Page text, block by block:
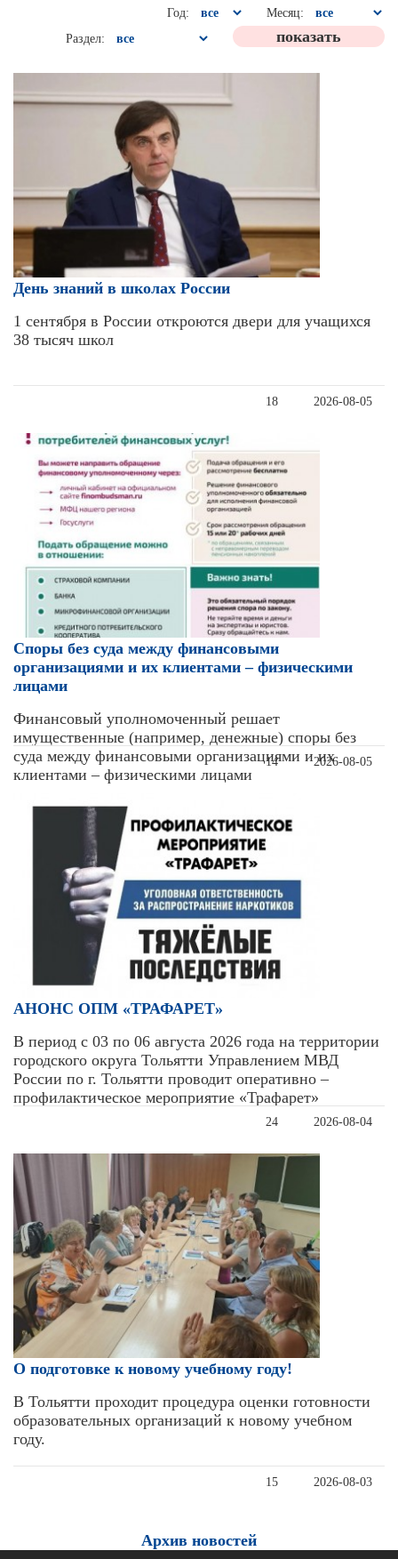
Год:
Месяц:
Раздел:
День знаний в школах России
1 сентября в России откроются двери для учащихся
38 тысяч школ
2026-08-05
18
Cпоры без суда между финансовыми
организациями и их клиентами – физическими
лицами
Финансовый уполномоченный решает
имущественные (например, денежные) споры без
суда между финансовыми организациями и их
клиентами – физическими лицами
2026-08-05
14
АНОНС ОПМ «ТРАФАРЕТ»
В период с 03 по 06 августа 2026 года на территории
городского округа Тольятти Управлением МВД
России по г. Тольятти проводит оперативно –
профилактическое мероприятие «Трафарет»
2026-08-04
24
О подготовке к новому учебному году!
В Тольятти проходит процедура оценки готовности
образовательных организаций к новому учебном
году.
2026-08-03
15
Архив новостей